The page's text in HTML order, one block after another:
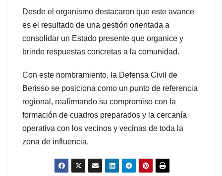
Desde el organismo destacaron que este avance
es el resultado de una gestión orientada a
consolidar un Estado presente que organice y
brinde respuestas concretas a la comunidad.
Con este nombramiento, la Defensa Civil de
Berisso se posiciona como un punto de referencia
regional, reafirmando su compromiso con la
formación de cuadros preparados y la cercanía
operativa con los vecinos y vecinas de toda la
zona de influencia.